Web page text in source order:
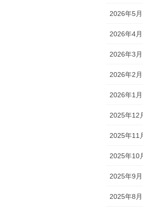
2026年5月
2026年4月
2026年3月
2026年2月
2026年1月
2025年12
2025年11
2025年10
2025年9月
2025年8月